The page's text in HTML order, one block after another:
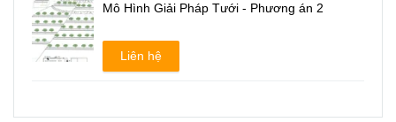
Mô Hình Giải Pháp Tưới - Phương án 2
Liên hệ